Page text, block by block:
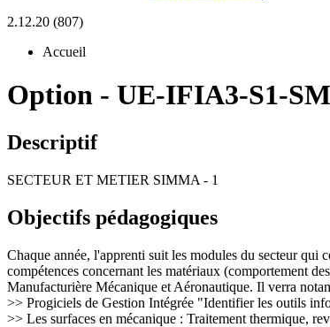
2.12.20 (807)
Accueil
Option - UE-IFIA3-S1-
Descriptif
SECTEUR ET METIER SIMMA - 1
Objectifs pédagogiques
Chaque année, l'apprenti suit les modules du secteur qui
compétences concernant les matériaux (comportement
Manufacturière Mécanique et Aéronautique. Il verra
>> Progiciels de Gestion Intégrée "Identifier les outils
>> Les surfaces en mécanique : Traitement thermique,